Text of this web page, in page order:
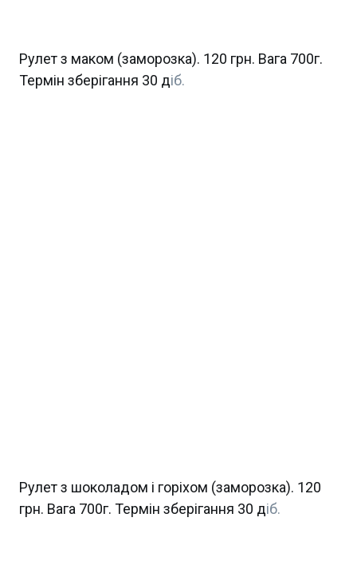
Рулет з маком (заморозка). 120 грн. Вага 700г.
Термін зберігання 30 діб.
Рулет з шоколадом і горіхом (заморозка). 120
грн. Вага 700г. Термін зберігання 30 діб.